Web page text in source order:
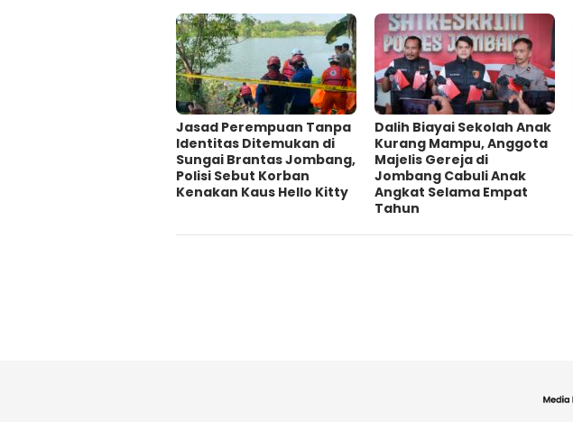
Jasad Perempuan Tanpa
Identitas Ditemukan di
Sungai Brantas Jombang,
Polisi Sebut Korban
Kenakan Kaus Hello Kitty
Dalih Biayai Sekolah Anak
Kurang Mampu, Anggota
Majelis Gereja di
Jombang Cabuli Anak
Angkat Selama Empat
Tahun